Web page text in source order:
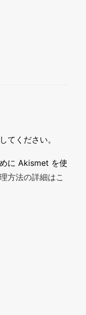
してください。
に Akismet を使
方法の詳細はこ